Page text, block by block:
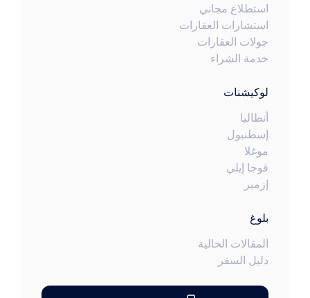
استطلاع مجاني
استشارات العقارات
جولات العقارات
خدمة الشراء
لوكيشنات
أنطاليا
إسطنبول
موغلا
قوجا إيلي
إزمير
بلوغ
المقالات الحالية
دليل السفر